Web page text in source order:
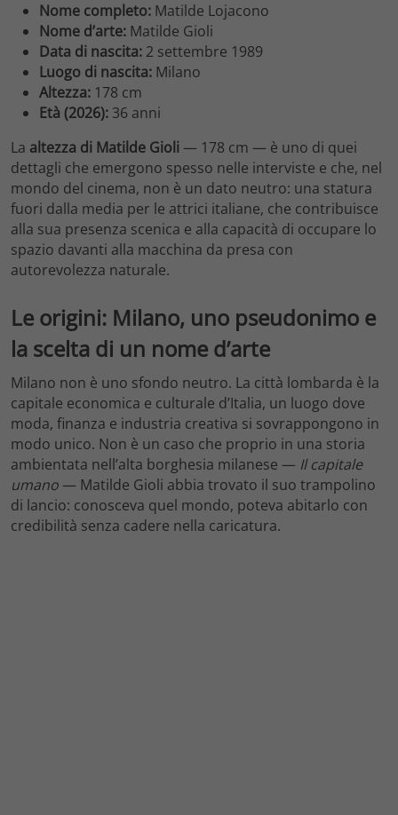
Nome completo: Matilde Lojacono
Nome d’arte: Matilde Gioli
Data di nascita: 2 settembre 1989
Luogo di nascita: Milano
Altezza: 178 cm
Età (2026): 36 anni
La altezza di Matilde Gioli— 178 cm — è uno di quei
dettagli che emergono spesso nelle interviste e che, nel
mondo del cinema, non è un dato neutro: una statura
fuori dalla media per le attrici italiane, che contribuisce
alla sua presenza scenica e alla capacità di occupare lo
spazio davanti alla macchina da presa con
autorevolezza naturale.
Le origini: Milano, uno pseudonimo e
la scelta di un nome d’arte
Milano non è uno sfondo neutro. La città lombarda è la
capitale economica e culturale d’Italia, un luogo dove
moda, finanza e industria creativa si sovrappongono in
modo unico. Non è un caso che proprio in una storia
ambientata nell’alta borghesia milanese — Il capitale
umano— Matilde Gioli abbia trovato il suo trampolino
di lancio: conosceva quel mondo, poteva abitarlo con
credibilità senza cadere nella caricatura.